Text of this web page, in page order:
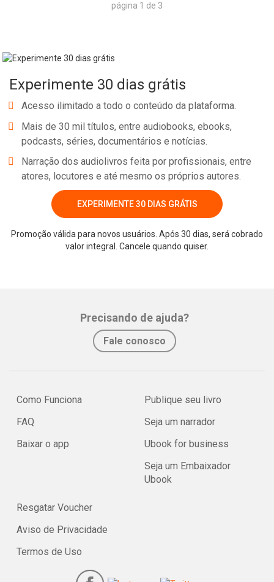
página 1 de 3
Experimente 30 dias grátis
Acesso ilimitado a todo o conteúdo da plataforma.
Mais de 30 mil títulos, entre audiobooks, ebooks,
podcasts, séries, documentários e notícias.
Narração dos audiolivros feita por profissionais, entre
atores, locutores e até mesmo os próprios autores.
EXPERIMENTE 30 DIAS GRÁTIS
Promoção válida para novos usuários. Após 30 dias, será cobrado
valor integral. Cancele quando quiser.
Precisando de ajuda?
Fale conosco
Como Funciona
FAQ
Baixar o app
Publique seu livro
Seja um narrador
Ubook for business
Seja um Embaixador
Ubook
Resgatar Voucher
Aviso de Privacidade
Termos de Uso